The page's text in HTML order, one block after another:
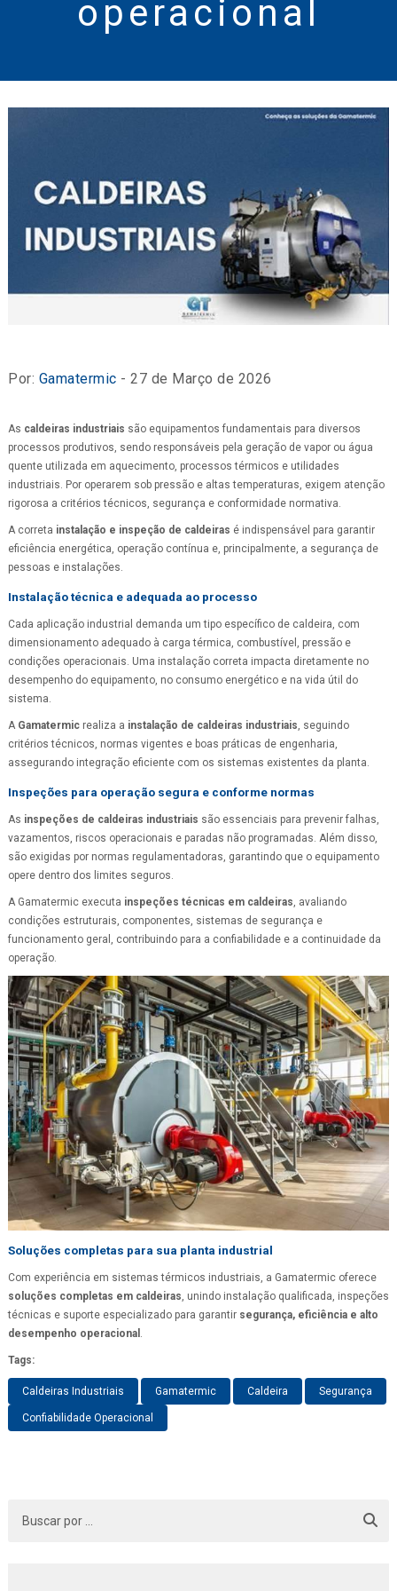
operacional
Por: Gamatermic - 27 de Março de 2026
As caldeiras industriais são equipamentos fundamentais para diversos
processos produtivos, sendo responsáveis pela geração de vapor ou água
quente utilizada em aquecimento, processos térmicos e utilidades
industriais. Por operarem sob pressão e altas temperaturas, exigem atenção
rigorosa a critérios técnicos, segurança e conformidade normativa.
A correta instalação e inspeção de caldeiras é indispensável para garantir
eficiência energética, operação contínua e, principalmente, a segurança de
pessoas e instalações.
Instalação técnica e adequada ao processo
Cada aplicação industrial demanda um tipo específico de caldeira, com
dimensionamento adequado à carga térmica, combustível, pressão e
condições operacionais. Uma instalação correta impacta diretamente no
desempenho do equipamento, no consumo energético e na vida útil do
sistema.
A Gamatermic realiza a instalação de caldeiras industriais, seguindo
critérios técnicos, normas vigentes e boas práticas de engenharia,
assegurando integração eficiente com os sistemas existentes da planta.
Inspeções para operação segura e conforme normas
As inspeções de caldeiras industriais são essenciais para prevenir falhas,
vazamentos, riscos operacionais e paradas não programadas. Além disso,
são exigidas por normas regulamentadoras, garantindo que o equipamento
opere dentro dos limites seguros.
A Gamatermic executa inspeções técnicas em caldeiras, avaliando
condições estruturais, componentes, sistemas de segurança e
funcionamento geral, contribuindo para a confiabilidade e a continuidade da
operação.
Soluções completas para sua planta industrial
Com experiência em sistemas térmicos industriais, a Gamatermic oferece
soluções completas em caldeiras, unindo instalação qualificada, inspeções
técnicas e suporte especializado para garantir segurança, eficiência e alto
desempenho operacional .
Tags:
Caldeiras Industriais Gamatermic Caldeira Segurança
Confiabilidade Operacional